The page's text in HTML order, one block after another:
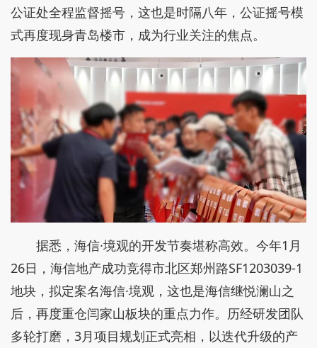
公证处全程监督摇号，这也是时隔八年，公证摇号模
式再度现身青岛楼市，成为行业关注的焦点。
据悉，海信·境观的开发节奏堪称高效。今年1月
26日，海信地产成功竞得市北区郑州路SF1203039-1
地块，拟定案名海信·境观，这也是海信继悦澜山之
后，再度重仓闫家山板块的重点力作。历经研发团队
多轮打磨，3月项目规划正式亮相，以迭代升级的产